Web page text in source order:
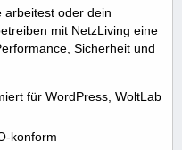
arbeitest oder dein
mit NetzLiving eine
Sicherheit und
für WordPress, WoltLab
konform